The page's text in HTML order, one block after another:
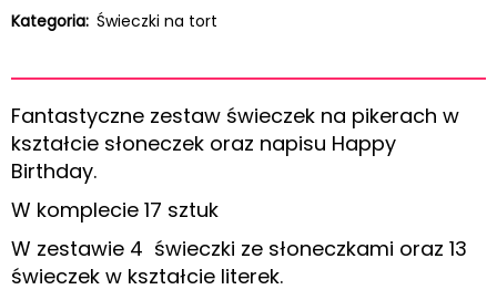
Kategoria: Świeczki na tort
Fantastyczne zestaw świeczek na pikerach w
kształcie słoneczek oraz napisu Happy
Birthday.
W komplecie 17 sztuk
W zestawie 4 świeczki ze słoneczkami oraz 13
świeczek w kształcie literek.